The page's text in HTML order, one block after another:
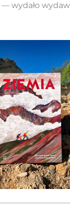
— wydało